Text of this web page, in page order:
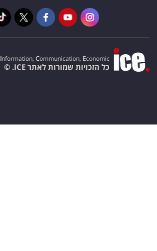
Information, Communication, Economic
כל הזכויות שמורות לאתר ICE. ©